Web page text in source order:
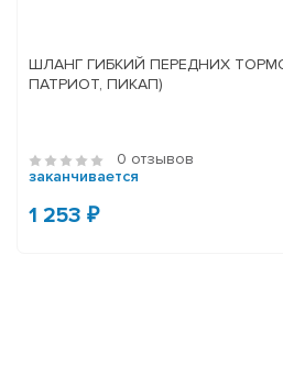
ШЛАНГ ГИБКИЙ ПЕРЕДНИХ
ПАТРИОТ, ПИКАП)
0 отзывов
заканчивается
1 253 ₽